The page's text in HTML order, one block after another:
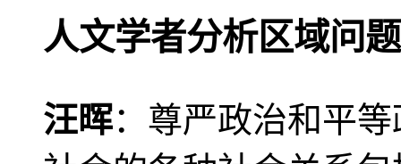
人文学者分析区域问题
汪晖：尊严政治和平